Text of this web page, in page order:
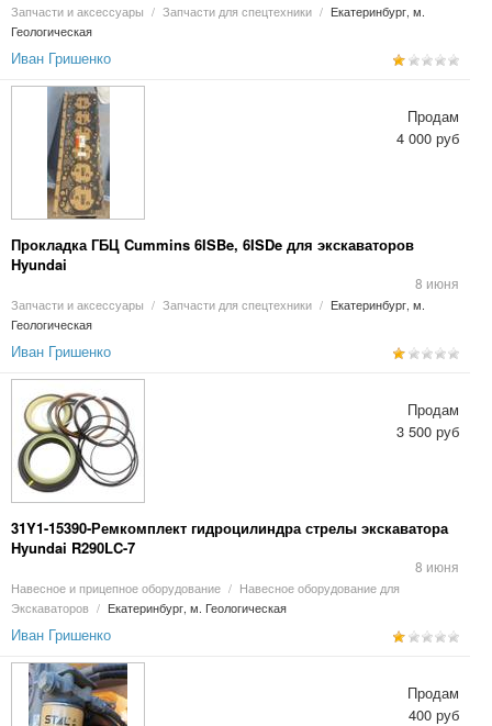
Запчасти и аксессуары / Запчасти для спецтехники / Екатеринбург, м.
Геологическая
Иван Гришенко
Прокладка ГБЦ Cummins 6ISBe, 6ISDe для экскаваторов
Hyundai
8 июня
Запчасти и аксессуары / Запчасти для спецтехники / Екатеринбург, м.
Геологическая
Продам
4 000 руб
Иван Гришенко
31Y1-15390-Ремкомплект гидроцилиндра стрелы экскаватора
Hyundai R290LC-7
8 июня
Навесное и прицепное оборудование / Навесное оборудование для
Экскаваторов / Екатеринбург, м. Геологическая
Продам
3 500 руб
Иван Гришенко
Продам
400 руб